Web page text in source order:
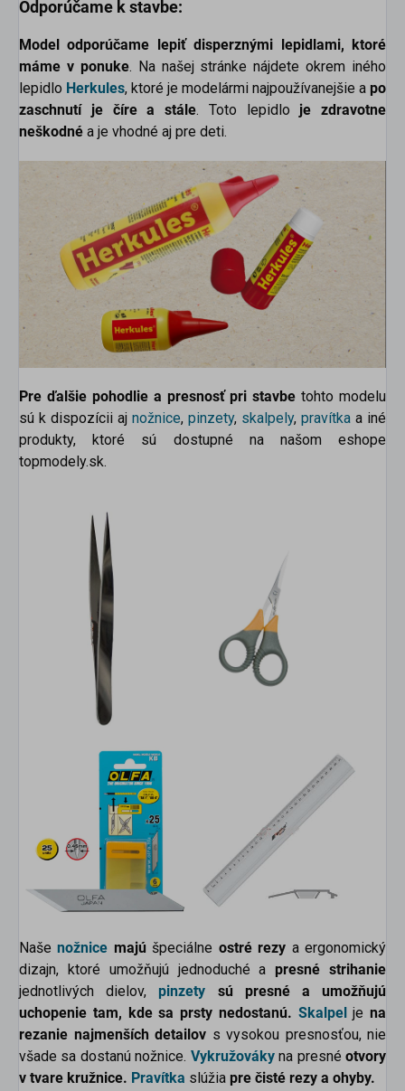
Odporúčame k stavbe:
Model odporúčame lepiť disperznými lepidlami, ktoré
máme v ponuke. Na našej stránke nájdete okrem iného
lepidlo Herkules, ktoré je modelármi najpoužívanejšie a po
zaschnutí je číre a stále. Toto lepidlo je zdravotne
neškodné a je vhodné aj pre deti.
Pre ďalšie pohodlie a presnosť pri stavbe tohto modelu
sú k dispozícii aj nožnice, pinzety, skalpely, pravítka a iné
produkty, ktoré sú dostupné na našom eshope
topmodely.sk.
Našenožnice majú špeciálne ostré rezy a ergonomický
dizajn, ktoré umožňujú jednoduché a presné strihanie
jednotlivých dielov, pinzety sú presné a umožňujú
uchopenie tam, kde sa prsty nedostanú. Skalpelje na
rezanie najmenších detailov s vysokou presnosťou, nie
všade sa dostanú nožnice. Vykružováky na presnéotvory
v tvare kružnice. Pravítka slúžia pre čisté rezy a ohyby.